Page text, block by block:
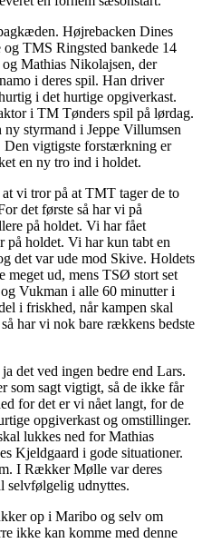
Højrebacken Dines
TMS Ringsted bankede 14
Mathias Nikolajsen, der
i deres spil. Han driver
i det hurtige opgiverkast.
i TM Tønders spil på lørdag.
styrmand i Jeppe Villumsen
vigtigste forstærkning er
en ny tro ind i holdet.
vi tror på at TMT tager de to
det første så har vi på
på holdet. Vi har fået
på holdet. Vi har kun tabt en
det var ude mod Skive. Holdets
meget ud, mens TSØ stort set
Vukman i alle 60 minutter i
i friskhed, når kampen skal
har vi nok bare rækkens bedste
det ved ingen bedre end Lars.
som sagt vigtigt, så de ikke får
for det er vi nået langt, for de
opgiverkast og omstillinger.
lukkes ned for Mathias
Kjeldgaard i gode situationer.
I Rækker Mølle var deres
selvfølgelig udnyttes.
op i Maribo og selv om
ikke kan komme med denne